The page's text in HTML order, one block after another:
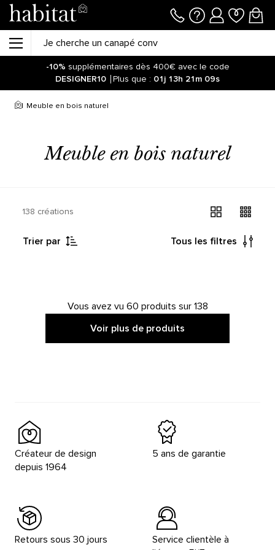
-10% supplémentaires dès 400€ avec le code
DESIGNER10
Plus que : 01j 13h 21m 09s
Soyez informé de la réouverture des ventes sur notre site !
Meuble en bois naturel
Meuble en bois naturel
138 créations
Trier par Tous les filtres
Vous avez vu 60 produits sur 138
Voir plus de produits
Créateur de design
depuis 1964
5 ans de garantie
Retours sous 30 jours
Service clientèle à